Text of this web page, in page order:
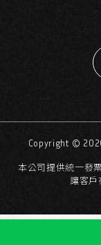
Copyright ©
本公司提供統一發
讓客戶